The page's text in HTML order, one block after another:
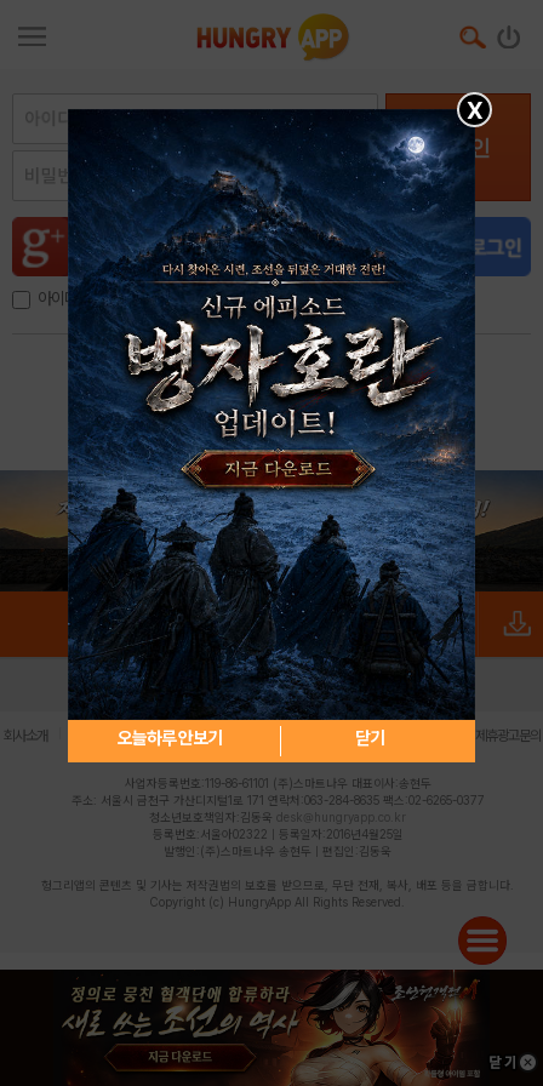
로그인
아이디, 이메일 저장
아이디 / 비밀번호 찾기 회원가입
X
오늘하루 안보기 닫기
로그인 PC버전 전체앱
회사소개 | 개인정보 처리방침 불법촬영물 신고센터 제휴광고문의
사업자등록번호:119-86-61101 (주)스마트나우 대표이사:송현두
주소: 서울시 금천구 가산디지털1로 171 연락처:063-284-8635 팩스:02-6265-0377
청소년보호책임자:김동욱 desk@hungryapp.co.kr
등록번호:서울아02322 | 등록일자:2016년4월25일
발행인:(주)스마트나우 송현두 | 편집인:김동욱
헝그리앱의 콘텐츠 및 기사는 저작권법의 보호를 받으므로, 무단 전재, 복사, 배포 등을 금합니다.
Copyright (c) HungryApp All Rights Reserved.